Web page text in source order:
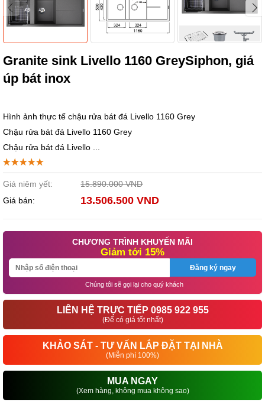
Granite sink Livello 1160 GreySiphon, giá
úp bát inox
Hình ảnh thực tế chậu rửa bát đá Livello 1160 Grey
Chậu rửa bát đá Livello 1160 Grey
Chậu rửa bát đá Livello ...
Giá niêm yết: 15.890.000 VND
Giá bán: 13.506.500 VND
CHƯƠNG TRÌNH KHUYẾN MÃI
Giảm tới 15%
Đăng ký ngay
Chúng tôi sẽ gọi lại cho quý khách
LIÊN HỆ TRỰC TIẾP 0985 922 955
(Để có giá tốt nhất)
KHẢO SÁT - TƯ VẤN LẮP ĐẶT TẠI NHÀ
(Miễn phí 100%)
MUA NGAY
(Xem hàng, không mua không sao)